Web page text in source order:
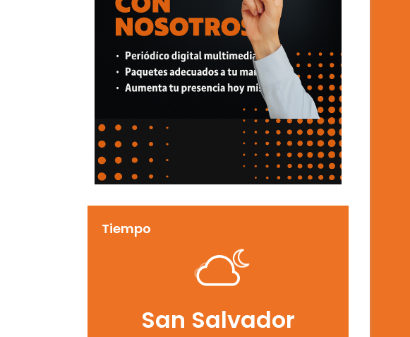
Tiempo
San Salvador